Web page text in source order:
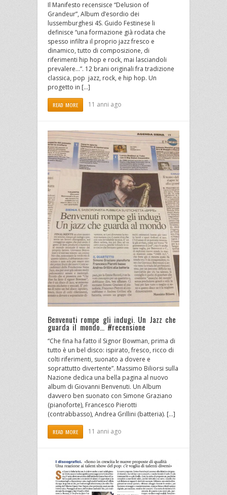
Il Manifesto recensisce “Delusion of
Grandeur”, Album d’esordio dei
lussemburghesi 4S. Guido Festinese li
definisce “una formazione già rodata che
spesso infiltra il proprio jazz fresco e
dinamico, tutto di composizione, di
riferimenti hip hop e rock, mai lasciandoli
prevalere…”. 12 brani originali fra tradizione
classica, pop jazz, rock, e hip hop. Un
progetto in […]
READ MORE 11 anni ago
Benvenuti rompe gli indugi. Un Jazz che
guarda il mondo… #recensione
“Che fina ha fatto il Signor Bowman, prima di
tutto è un bel disco: ispirato, fresco, ricco di
colti riferimenti, suonato a dovere e
soprattutto divertente”. Massimo Biliorsi sulla
Nazione dedica una bella pagina al nuovo
album di Giovanni Benvenuti. Un Album
davvero ben suonato con Simone Graziano
(pianoforte), Francesco Pierotti
(contrabbasso), Andrea Grillini (batteria). […]
READ MORE 11 anni ago